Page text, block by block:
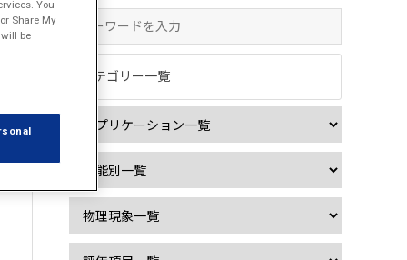
カテゴリー一覧
You
Share My
be